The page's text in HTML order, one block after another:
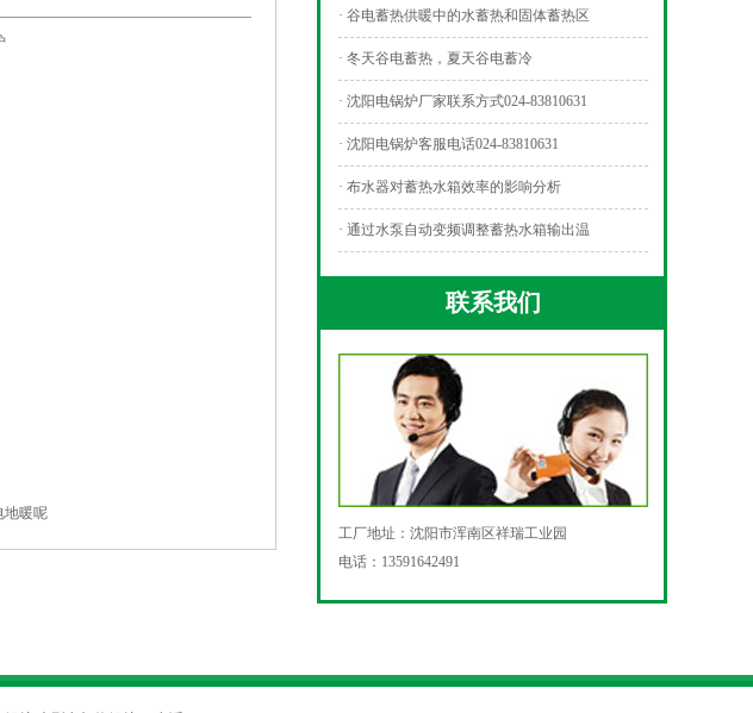
地暖呢
· 谷电蓄热供暖中的水蓄热和固体蓄热区
· 冬天谷电蓄热，夏天谷电蓄冷
· 沈阳电锅炉厂家联系方式024-83810631
· 沈阳电锅炉客服电话024-83810631
· 布水器对蓄热水箱效率的影响分析
· 通过水泵自动变频调整蓄热水箱输出温
联系我们
工厂地址：沈阳市浑南区祥瑞工业园
电话：13591642491